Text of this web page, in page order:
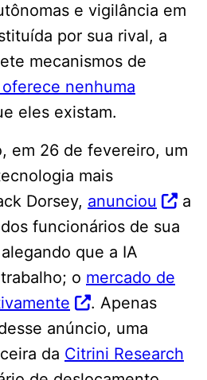
e vigilância em
por sua rival, a
mecanismos de
nenhuma
eles existam.
em 26 de fevereiro, um
mais
Dorsey, anunciou
a
funcionários de sua
que a IA
o mercado de
. Apenas
anúncio, uma
da Citrini Research